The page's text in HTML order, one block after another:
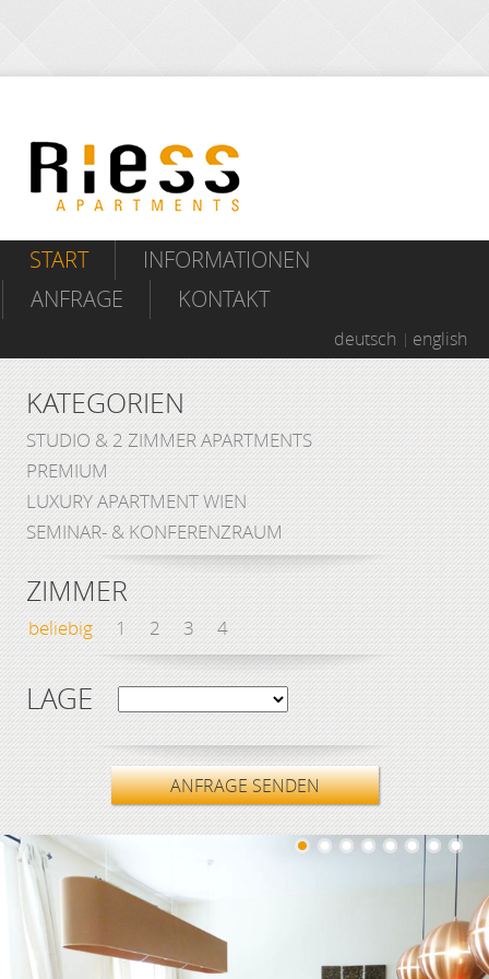
START
INFORMATIONEN
ANFRAGE
KONTAKT
deutsch english
KATEGORIEN
STUDIO & 2 ZIMMER APARTMENTS
PREMIUM
LUXURY APARTMENT WIEN
SEMINAR- & KONFERENZRAUM
ZIMMER
beliebig 1 2 3 4
LAGE
ANFRAGE SENDEN